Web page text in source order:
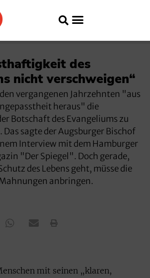
des
nicht verschweigen“
vergangenen Jahrzehnten "aus
heraus" die
Botschaft des Evangeliums zu
sagte der Augsburger Bischof
Interview mit dem Hamburger
"Der Spiegel". Doch gerade,
des Lebens geht, müsse die
anbringen.
mit seinen „klaren,